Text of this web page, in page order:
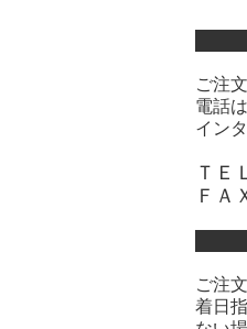
ご注
電話
イン
ＴＥ
ＦＡ
ご注
着日